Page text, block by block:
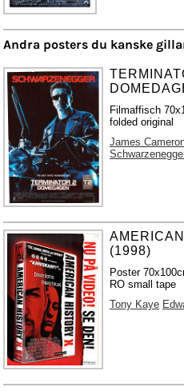
Andra posters du kanske
Filmaffisch
folded original
James
(1998)
Poster
RO small tape
Tony Kaye